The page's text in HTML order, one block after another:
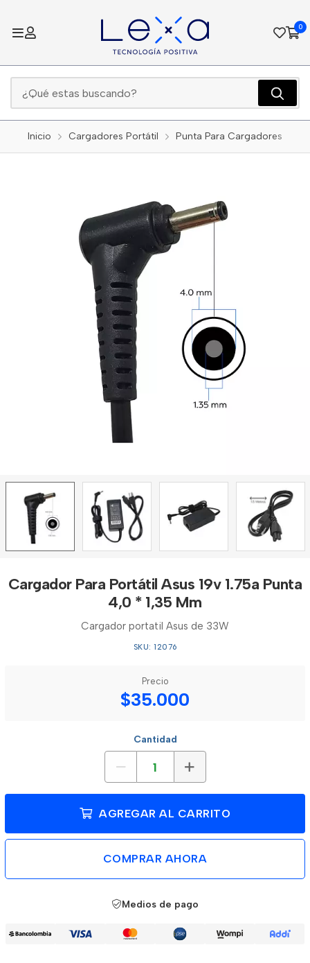
0
Inicio Cargadores Portátil Punta Para Cargadores
Cargador Para Portátil Asus 19v 1.75a Punta
4,0 * 1,35 Mm
Cargador portatil Asus de 33W
SKU: 12076
Precio
$35.000
Cantidad
AGREGAR AL CARRITO
COMPRAR AHORA
Medios de pago